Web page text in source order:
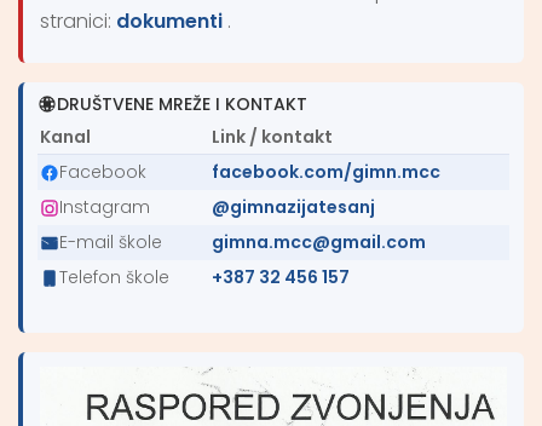
stranici: dokumenti .
DRUŠTVENE MREŽE I KONTAKT
Kanal
Link / kontakt
Facebook
facebook.com/gimn.mcc
Instagram
@gimnazijatesanj
E-mail škole
gimna.mcc@gmail.com
Telefon škole
+387 32 456 157